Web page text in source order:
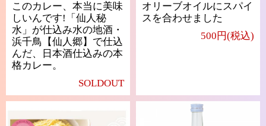
このカレー、本当に美味
しいんです!「仙人秘
水」が仕込み水の地酒・
浜千鳥【仙人郷】で仕込
んだ、日本酒仕込みの本
格カレー。
SOLDOUT
オリーブオイルにスパイ
スを合わせました
500円(税込)